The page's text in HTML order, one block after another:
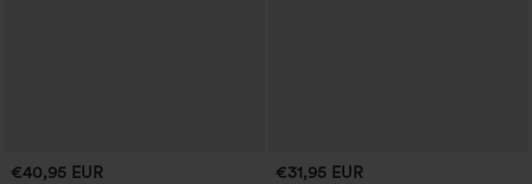
€40,95 EUR €31,95 EUR